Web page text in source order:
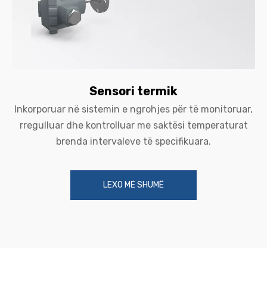
Sensori termik
Inkorporuar në sistemin e ngrohjes për të monitoruar,
rregulluar dhe kontrolluar me saktësi temperaturat
brenda intervaleve të specifikuara.
LEXO MË SHUMË